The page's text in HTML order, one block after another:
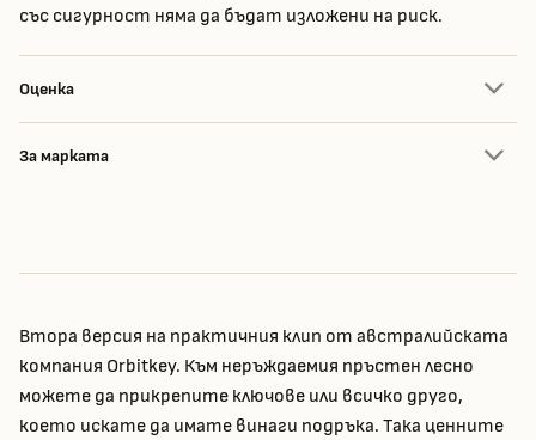
със сигурност няма да бъдат изложени на риск.
Оценка
За марката
Втора версия на практичния клип от австралийската
компания Orbitkey. Към неръждаемия пръстен лесно
можете да прикрепите ключове или всичко друго,
което искате да имате винаги подръка. Така ценните